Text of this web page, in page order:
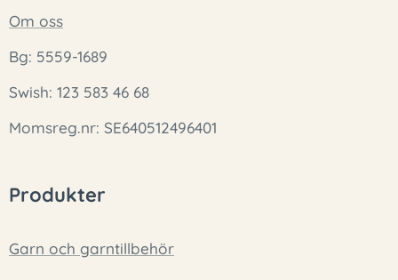
Om oss
Bg: 5559-1689
Swish: 123 583 46 68
Momsreg.nr: SE640512496401
Produkter
Garn och garntillbehör